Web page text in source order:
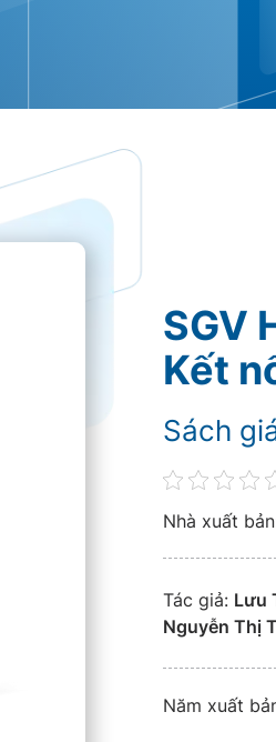
SGV
Kết
Sách
Nhà xuất
Tác giả: Lưu
Nguyễn Thị
Năm xuất